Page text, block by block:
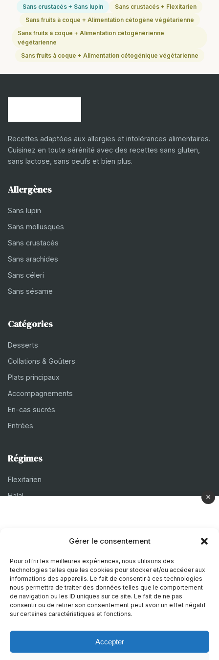
Gérer le consentement
Pour offrir les meilleures expériences, nous utilisons des
technologies telles que les cookies pour stocker et/ou accéder aux
informations des appareils. Le fait de consentir à ces technologies
nous permettra de traiter des données telles que le comportement
de navigation ou les ID uniques sur ce site. Le fait de ne pas
consentir ou de retirer son consentement peut avoir un effet négatif
sur certaines caractéristiques et fonctions.
Accepter
Sans crustacés + Sans lupin
Sans crustacés + Flexitarien
Sans fruits à coque + Alimentation cétogène végétarienne
Sans fruits à coque + Alimentation cétogénérienne
végétarienne
Sans fruits à coque + Alimentation cétogénique végétarienne
Recettes adaptées aux allergies et intolérances alimentaires.
Cuisinez en toute sérénité avec des recettes sans gluten,
sans lactose, sans oeufs et bien plus.
Allergènes
Sans lupin
Sans mollusques
Sans crustacés
Sans arachides
Sans céleri
Sans sésame
Catégories
Desserts
Collations & Goûters
Plats principaux
Accompagnements
En-cas sucrés
Entrées
Régimes
Flexitarien
Halal
À propos
Mentions légales
Politique de confidentialité
Politique de cookies
×